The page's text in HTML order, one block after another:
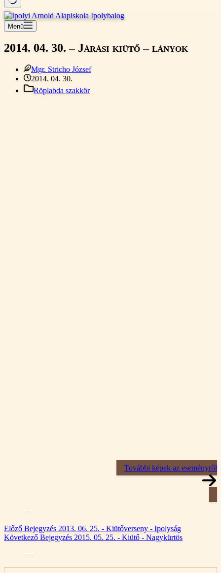
Nincs
találat
Menü
2014. 04. 30. – Járási kiütő – lányok
Mgr. Stricho József
2014. 04. 30.
Röplabda szakkör
További képek az eseményről
Előző Bejegyzés 2013. 06. 25. - Kiütőverseny - Ipolyság
Következő Bejegyzés 2015. 05. 25. - Kiütő - Nagykürtös